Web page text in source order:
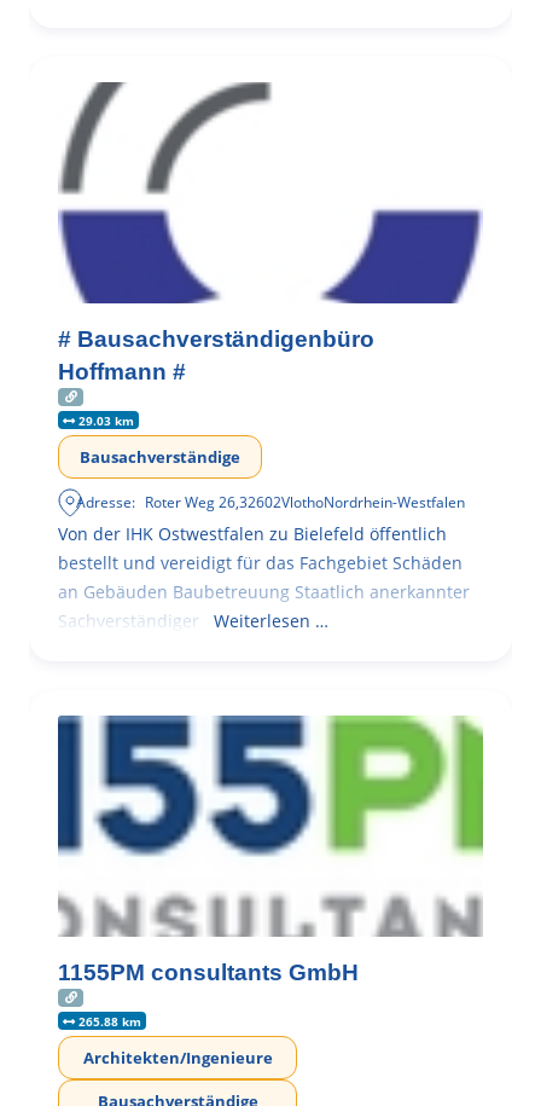
# Bausachverständigenbüro
Hoffmann #
29.03 km
Bausachverständige
Adresse: Roter Weg 26,32602VlothoNordrhein-Westfalen
Von der IHK Ostwestfalen zu Bielefeld öffentlich
bestellt und vereidigt für das Fachgebiet Schäden
an Gebäuden Baubetreuung Staatlich anerkannter
Sachverständiger
Weiterlesen …
1155PM consultants GmbH
265.88 km
Architekten/Ingenieure
Bausachverständige